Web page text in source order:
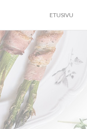
ETUSIVU